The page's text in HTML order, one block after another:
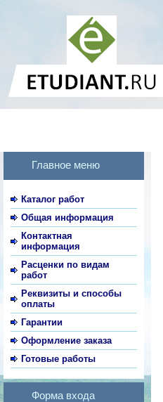
Главное меню
Каталог работ
Общая информация
Контактная
информация
Расценки по видам
работ
Реквизиты и способы
оплаты
Гарантии
Оформление заказа
Готовые работы
Форма входа